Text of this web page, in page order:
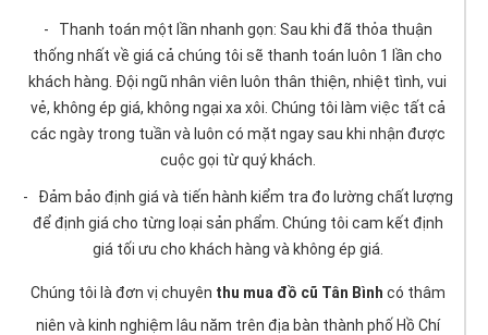
- Thanh toán một lần nhanh gọn: Sau khi đã thỏa thuận
thống nhất về giá cả chúng tôi sẽ thanh toán luôn 1 lần cho
khách hàng. Đội ngũ nhân viên luôn thân thiện, nhiệt tình, vui
vẻ, không ép giá, không ngại xa xôi. Chúng tôi làm việc tất cả
các ngày trong tuần và luôn có mặt ngay sau khi nhận được
cuộc gọi từ quý khách.
- Đảm bảo định giá và tiến hành kiểm tra đo lường chất lượng
để định giá cho từng loại sản phẩm. Chúng tôi cam kết định
giá tối ưu cho khách hàng và không ép giá.
Chúng tôi là đơn vị chuyên thu mua đồ cũ Tân Bình có thâm
niên và kinh nghiệm lâu năm trên địa bàn thành phố Hồ Chí